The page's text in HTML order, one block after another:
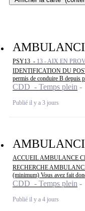
PSY13 - 13 - AIX EN
IDENTIFICATION DU
permis de conduire B depuis
CDD - Temps plein
Publié il y a 3 jours
ACCUEIL AMBULANCE
RECHERCHE
(minimum) Vous avez fait
CDD - Temps plein
Publié il y a 4 jours